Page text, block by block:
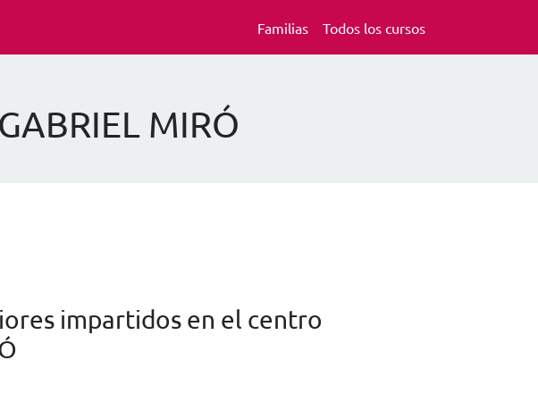
Familias Todos los cursos
MIRÓ
impartidos en el centro